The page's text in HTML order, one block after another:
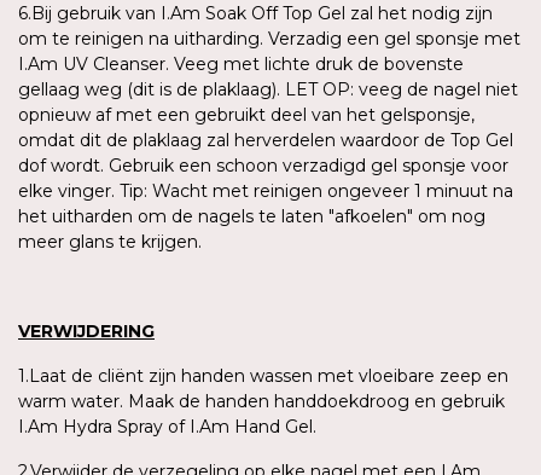
6.Bij gebruik van I.Am Soak Off Top Gel zal het nodig zijn
om te reinigen na uitharding. Verzadig een gel sponsje met
I.Am UV Cleanser. Veeg met lichte druk de bovenste
gellaag weg (dit is de plaklaag). LET OP: veeg de nagel niet
opnieuw af met een gebruikt deel van het gelsponsje,
omdat dit de plaklaag zal herverdelen waardoor de Top Gel
dof wordt. Gebruik een schoon verzadigd gel sponsje voor
elke vinger. Tip: Wacht met reinigen ongeveer 1 minuut na
het uitharden om de nagels te laten "afkoelen" om nog
meer glans te krijgen.
VERWIJDERING
1.Laat de cliënt zijn handen wassen met vloeibare zeep en
warm water. Maak de handen handdoekdroog en gebruik
I.Am Hydra Spray of I.Am Hand Gel.